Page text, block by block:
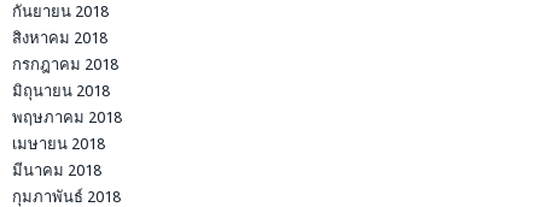
กันยายน 2018
สิงหาคม 2018
กรกฎาคม 2018
มิถุนายน 2018
พฤษภาคม 2018
เมษายน 2018
มีนาคม 2018
กุมภาพันธ์ 2018